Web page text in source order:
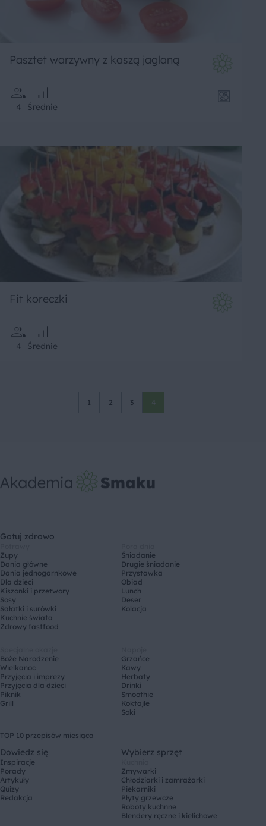
Pasztet warzywny z kaszą jaglaną
4 Średnie
Fit koreczki
4 Średnie
1 2 3 4
Gotuj zdrowo
Zupy
Dania główne
Dania jednogarnkowe
Dla dzieci
Kiszonki i przetwory
Sosy
Sałatki i surówki
Kuchnie świata
Zdrowy fastfood
Śniadanie
Drugie śniadanie
Przystawka
Obiad
Lunch
Deser
Kolacja
Boże Narodzenie
Wielkanoc
Przyjęcia i imprezy
Przyjęcia dla dzieci
Piknik
Grill
Grzańce
Kawy
Herbaty
Drinki
Smoothie
Koktajle
Soki
TOP 10 przepisów miesiąca
Dowiedz się
Inspiracje
Porady
Artykuły
Quizy
Redakcja
Wybierz sprzęt
Zmywarki
Chłodziarki i zamrażarki
Piekarniki
Płyty grzewcze
Roboty kuchnne
Blendery ręczne i kielichowe